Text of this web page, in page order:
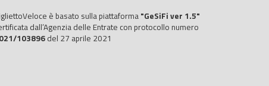
è basato sulla piattaforma "GeSiFi ver 1.5"
dall’Agenzia delle Entrate con protocollo numero
103896del 27 aprile 2021